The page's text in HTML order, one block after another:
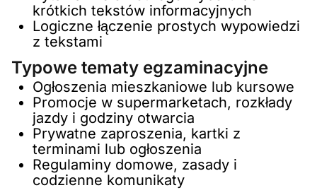
krótkich tekstów informacyjnych
Logiczne łączenie prostych wypowiedzi
z tekstami
Typowe tematy egzaminacyjne
Ogłoszenia mieszkaniowe lub kursowe
Promocje w supermarketach, rozkłady
jazdy i godziny otwarcia
Prywatne zaproszenia, kartki z
terminami lub ogłoszenia
Regulaminy domowe, zasady i
codzienne komunikaty